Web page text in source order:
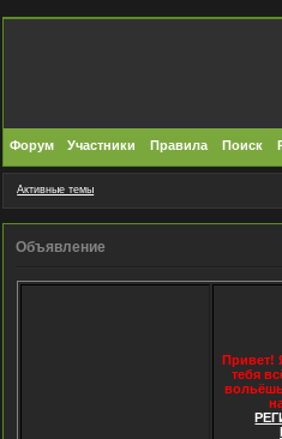
Форум Участники Правила Поиск
Активные темы
Объявление
Привет!
тебя